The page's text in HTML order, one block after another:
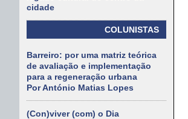
cidade
COLUNISTAS
Barreiro: por uma matriz teórica
de avaliação e implementação
para a regeneração urbana
Por António Matias Lopes
(Con)viver (com) o Dia